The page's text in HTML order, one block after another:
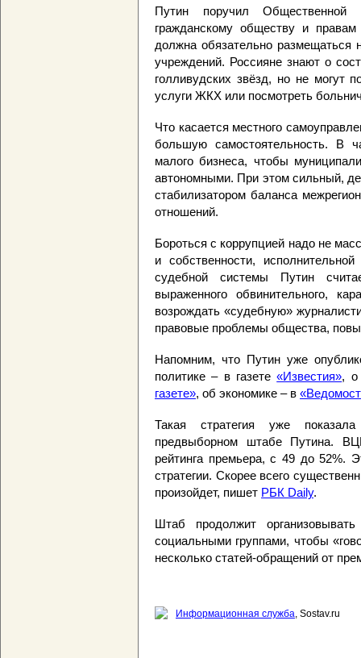
Путин поручил
гражданскому обществу и
должна обязательно размещаться
учреждений. Россияне знают о
голливудских звёзд, но не могут
услуги ЖКХ или посмотреть
Что касается местного
большую самостоятельность. В
малого бизнеса, чтобы
автономными. При этом сильный,
стабилизатором баланса
отношений.
Бороться с коррупцией надо не
и собственности,
судебной системы Путин
выраженного обвинительного,
возрождать «судебную»
правовые проблемы общества,
Напомним, что Путин уже
политике – в газете«Известия», о
газете», об экономике – в
Такая стратегия уже
предвыборном штабе Путина.
рейтинга премьера, с 49 до 52%.
стратегии. Скорее всего
произойдет, пишет РБК Daily.
Штаб продолжит
социальными группами, чтобы
несколько статей-обращений от
Информационная служба, Sostav.ru